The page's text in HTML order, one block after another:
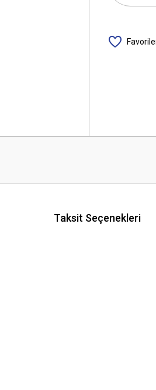
Taksit Seçenekleri